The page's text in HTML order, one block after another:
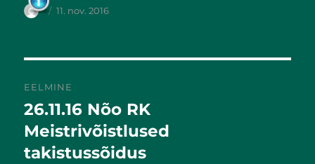
11. nov. 2016
EELMINE
Eelmine
postitus:
26.11.16 Nõo RK
Meistrivõistlused
takistussõidus